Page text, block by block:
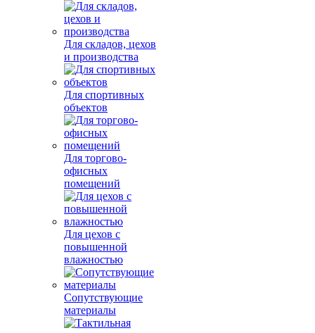
Для складов, цехов
и производства
Для спортивных
объектов
Для торгово-
офисных
помещений
Для цехов с
повышенной
влажностью
Сопутствующие
материалы